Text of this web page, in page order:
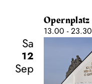
Opernplatz
13.00 - 23.30
Sa
12
Sep